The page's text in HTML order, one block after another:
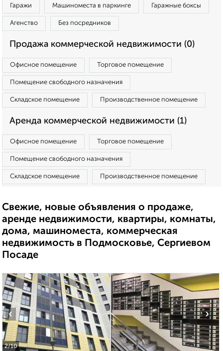
Гаражи Машиноместа в паркинге Гаражные боксы
Агенство Без посредников
Продажа коммерческой недвижимости (0)
Офисное помещение Торговое помещение
Помещение свободного назначения
Складское помещение Производственное помещение
Аренда коммерческой недвижимости (1)
Офисное помещение Торговое помещение
Помещение свободного назначения
Складское помещение Производственное помещение
Свежие, новые объявления о продаже,
аренде недвижимости, квартиры, комнаты,
дома, машиноместа, коммерческая
недвижимость в Подмосковье, Сергиевом
Посаде
2/10
‹ ›